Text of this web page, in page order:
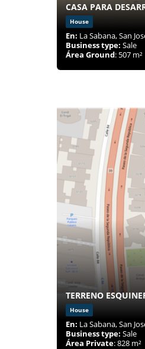
CASA PARA
House
En: La Sabana, San
Business type: Sale
Área Ground: 507 m²
TERRENO
House
En: La Sabana, San
Business type: Sale
Área Private: 828 m²